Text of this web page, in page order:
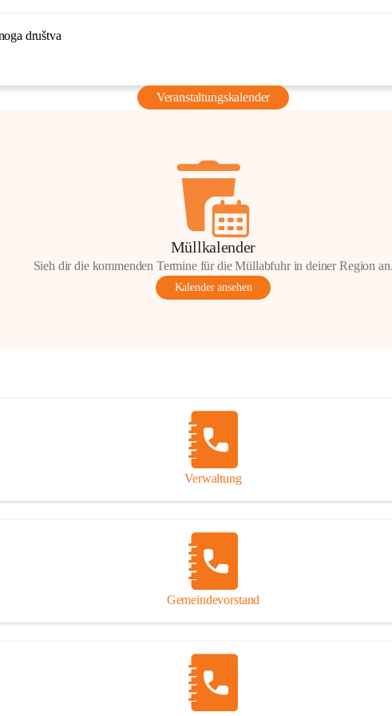
društva
Veranstaltungskalender
Müllkalender
Sieh dir die kommenden Termine für die Müllabfuhr in deiner Region an.
Kalender ansehen
Verwaltung
Gemeindevorstand